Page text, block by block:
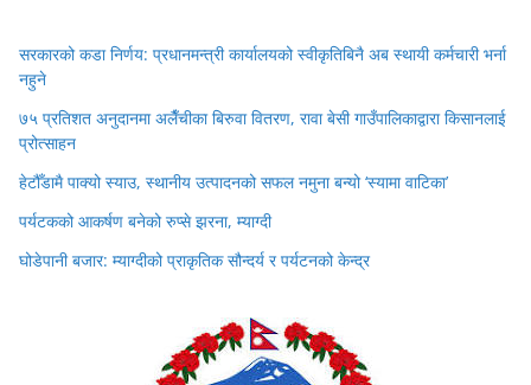
सरकारको कडा निर्णय: प्रधानमन्त्री कार्यालयको स्वीकृतिबिनै अब स्थायी कर्मचारी भर्ना
नहुने
७५ प्रतिशत अनुदानमा अलैँचीका बिरुवा वितरण, रावा बेसी गाउँपालिकाद्वारा किसानलाई
प्रोत्साहन
हेटौँडामै पाक्यो स्याउ, स्थानीय उत्पादनको सफल नमुना बन्यो ‘स्यामा वाटिका’
पर्यटकको आकर्षण बनेको रुप्से झरना, म्याग्दी
घोडेपानी बजार: म्याग्दीको प्राकृतिक सौन्दर्य र पर्यटनको केन्द्र